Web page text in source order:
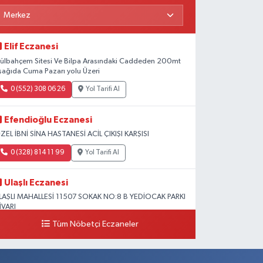
Elif Eczanesi
Sitesi Ve Bilpa Arasındaki Caddeden 200mt
Cuma Pazarı yolu Üzeri
0 (552) 308 06 26 Yol Tarifi Al
Efendioğlu Eczanesi
İBNİ SİNA HASTANESİ ACİL ÇIKIŞI KARŞISI
0 (328) 814 11 99 Yol Tarifi Al
Ulaşlı Eczanesi
MAHALLESİ 11507 SOKAK NO:8 B YEDİOCAK PARKI
0 (546) 158 81 80 Yol Tarifi Al
Tüm Nöbetçi Eczaneler